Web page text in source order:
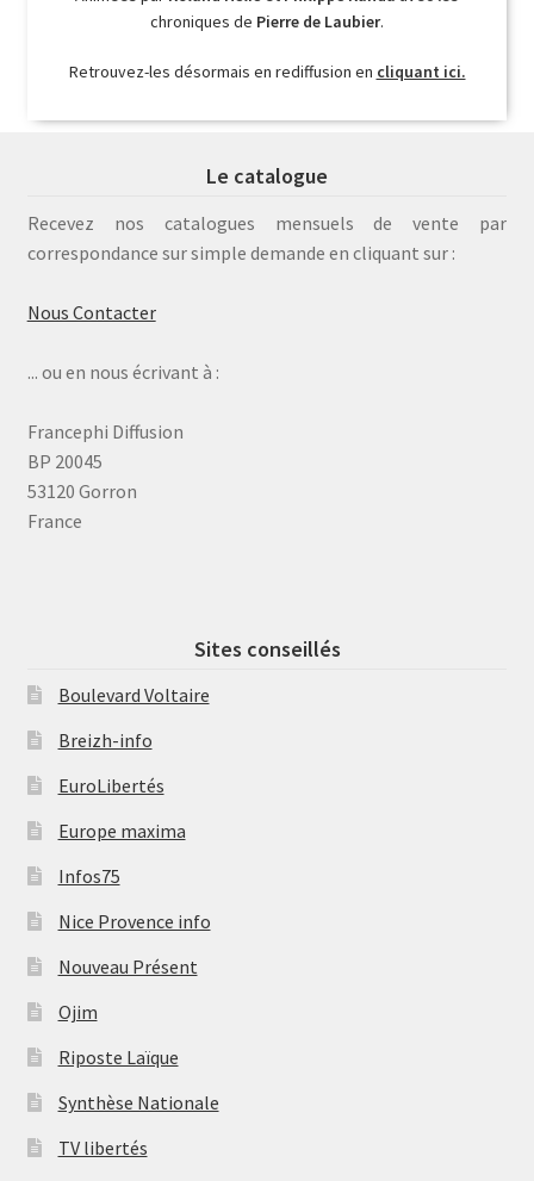
chroniques de Pierre de Laubier.
Retrouvez-les désormais en rediffusion en cliquant ici.
Le catalogue
Recevez nos catalogues mensuels de vente par
correspondance sur simple demande en cliquant sur :
Nous Contacter
... ou en nous écrivant à :
Francephi Diffusion
BP 20045
53120 Gorron
France
Sites conseillés
Boulevard Voltaire
Breizh-info
EuroLibertés
Europe maxima
Infos75
Nice Provence info
Nouveau Présent
Ojim
Riposte Laïque
Synthèse Nationale
TV libertés